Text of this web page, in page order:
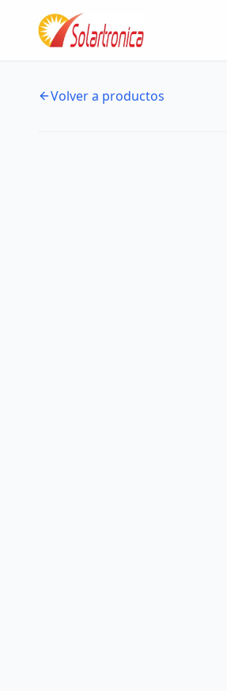
Volver a productos